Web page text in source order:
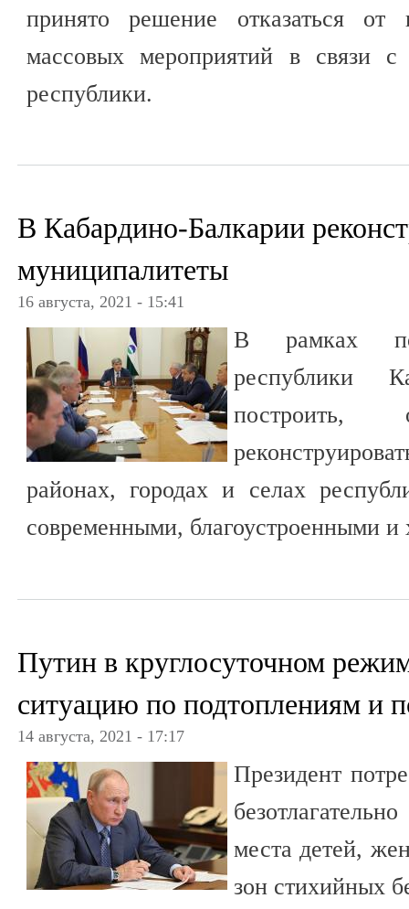
принято решение отказаться от
массовых мероприятий в связи с
республики.
В Кабардино-Балкарии
муниципалитеты
16 августа, 2021 - 15:41
В рамках
республики
построить,
районах, городах и селах
современными, благоустроенными
Путин в круглосуточном
ситуацию по подтоплениям и
14 августа, 2021 - 17:17
Президент
места детей,
зон стихийных